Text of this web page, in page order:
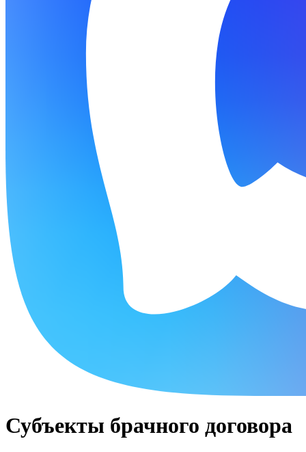
Субъекты брачного договора